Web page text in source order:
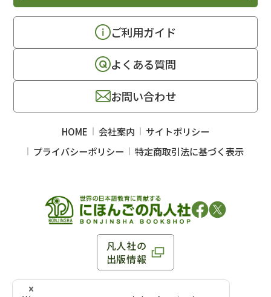
凡人社の
出版情報
〒102-0093 東京都千代田区平河町 1-3-13 8F
ご利用ガイド
よくある質問
お問い合わせ
HOME 会社案内
サイトポリシー
プライバシーポリシー
特定商取引法に基づく表示